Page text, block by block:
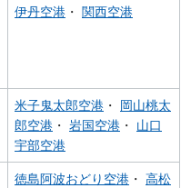
伊丹空港 ・ 関西空港
米子鬼太郎空港 ・ 岡山桃太
郎空港 ・ 岩国空港 ・ 山口
宇部空港
徳島阿波おどり空港 ・ 高松